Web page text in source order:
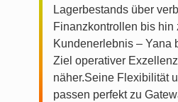
Lagerbestands über
Finanzkontrollen bis hin
Kundenerlebnis – Yana
Ziel operativer
näher.Seine Flexibilität
passen perfekt zu